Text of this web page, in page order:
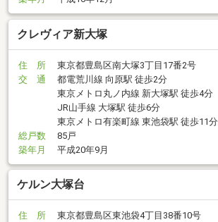
クレヴィア新大塚
住 所
東京都豊島区南大塚3丁目17番2号
交 通
都電荒川線 向原駅 徒歩2分
東京メトロ丸ノ内線 新大塚駅 徒歩4分
JR山手線 大塚駅 徒歩6分
東京メトロ有楽町線 東池袋駅 徒歩11分
総戸数
85戸
築年月
平成20年9月
ケルン大塚台
住 所
東京都豊島区東池袋4丁目38番10号